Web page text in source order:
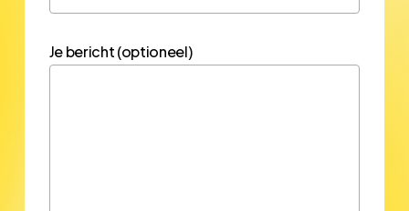
Je bericht (optioneel)